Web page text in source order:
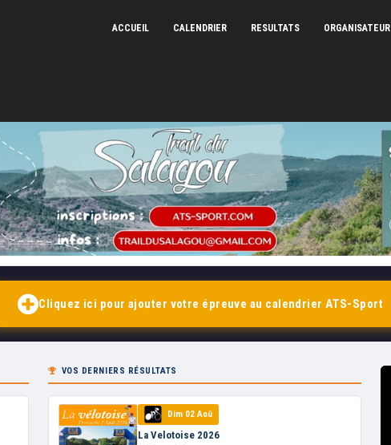
ACCUEIL CALENDRIER RESULTATS ORGANISATEUR
Cliquez ici pour ajouter votre épreuve au calendrier ATS-Sport
VOS DERNIERS RÉSULTATS
Dim 02 Aoû
La Velotoise 2026